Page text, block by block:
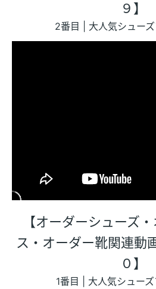
９】
2番目 | 大人気シュー
【オーダーシューズ
ス・オーダー靴関連動
０】
1番目 | 大人気シュー